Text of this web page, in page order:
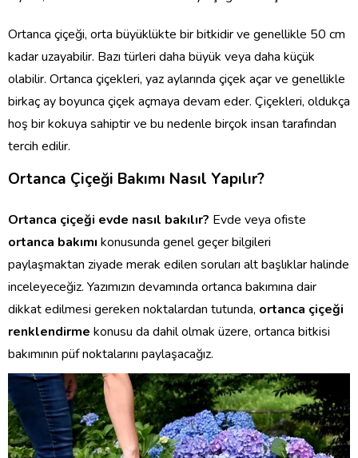
Ortanca çiçeği, orta büyüklükte bir bitkidir ve genellikle 50 cm
kadar uzayabilir. Bazı türleri daha büyük veya daha küçük
olabilir. Ortanca çiçekleri, yaz aylarında çiçek açar ve genellikle
birkaç ay boyunca çiçek açmaya devam eder. Çiçekleri, oldukça
hoş bir kokuya sahiptir ve bu nedenle birçok insan tarafından
tercih edilir.
Ortanca Çiçeği Bakımı Nasıl Yapılır?
Ortanca çiçeği evde nasıl bakılır? Evde veya ofiste
ortanca bakımı konusunda genel geçer bilgileri
paylaşmaktan ziyade merak edilen soruları alt başlıklar halinde
inceleyeceğiz. Yazımızın devamında ortanca bakımına dair
dikkat edilmesi gereken noktalardan tutunda, ortanca çiçeği
renklendirme konusu da dahil olmak üzere, ortanca bitkisi
bakımının püf noktalarını paylaşacağız.